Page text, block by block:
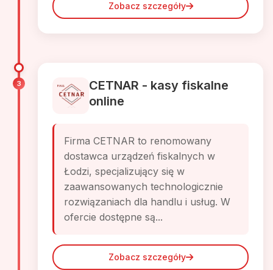
Zobacz szczegóły
3
CETNAR - kasy fiskalne
online
Firma CETNAR to renomowany
dostawca urządzeń fiskalnych w
Łodzi, specjalizujący się w
zaawansowanych technologicznie
rozwiązaniach dla handlu i usług. W
ofercie dostępne są...
Zobacz szczegóły